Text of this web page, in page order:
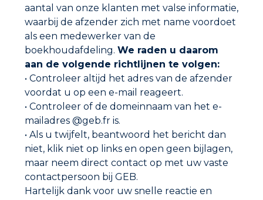
Adres
GEB SAS
ZI Paris Nord 2
282 avenue du Bois de la Pie
CS 62062
95972 ROISSY CDG CEDEX
France
Verkooppunten
Vind de dichtstbijzijnde dealer bij u in de buurt.
aantal van onze klanten met valse informatie,
waarbij de afzender zich met name voordoet
als een medewerker van de
boekhoudafdeling. We raden u daarom
aan de volgende richtlijnen te volgen:
• Controleer altijd het adres van de afzender
voordat u op een e-mail reageert.
• Controleer of de domeinnaam van het e-
mailadres @geb.fr is.
• Als u twijfelt, beantwoord het bericht dan
niet, klik niet op links en open geen bijlagen,
maar neem direct contact op met uw vaste
contactpersoon bij GEB.
Hartelijk dank voor uw snelle reactie en